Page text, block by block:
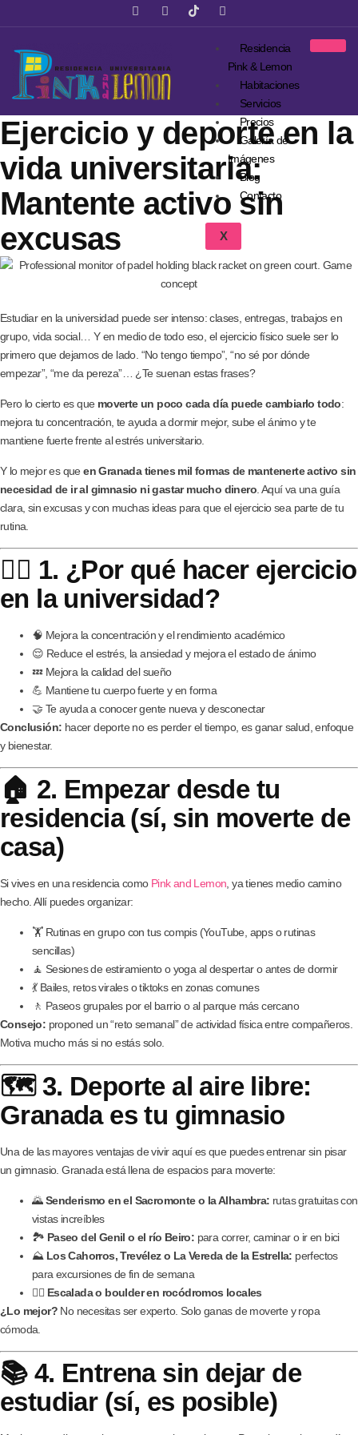
Residencia
Pink & Lemon
Habitaciones
Servicios
Precios
Galería de
Imágenes
Blog
Contacto
X
Ejercicio y deporte en la
vida universitaria:
Mantente activo sin
excusas
Estudiar en la universidad puede ser intenso: clases, entregas, trabajos en
grupo, vida social… Y en medio de todo eso, el ejercicio físico suele ser lo
primero que dejamos de lado. “No tengo tiempo”, “no sé por dónde
empezar”, “me da pereza”… ¿Te suenan estas frases?
Pero lo cierto es que moverte un poco cada día puede cambiarlo todo:
mejora tu concentración, te ayuda a dormir mejor, sube el ánimo y te
mantiene fuerte frente al estrés universitario.
Y lo mejor es queen Granada tienes mil formas de mantenerte activo sin
necesidad de ir al gimnasio ni gastar mucho dinero . Aquí va una guía
clara, sin excusas y con muchas ideas para que el ejercicio sea parte de tu
rutina.
🏃‍♂️ 1. ¿Por qué hacer ejercicio
en la universidad?
🧠 Mejora la concentración y el rendimiento académico
😌 Reduce el estrés, la ansiedad y mejora el estado de ánimo
💤 Mejora la calidad del sueño
💪 Mantiene tu cuerpo fuerte y en forma
🤝 Te ayuda a conocer gente nueva y desconectar
Conclusión: hacer deporte no es perder el tiempo, es ganar salud, enfoque
y bienestar.
🏠 2. Empezar desde tu
residencia (sí, sin moverte de
casa)
Si vives en una residencia como Pink and Lemon , ya tienes medio camino
hecho. Allí puedes organizar:
🏋️ Rutinas en grupo con tus compis (YouTube, apps o rutinas
sencillas)
🧘 Sesiones de estiramiento o yoga al despertar o antes de dormir
💃 Bailes, retos virales o tiktoks en zonas comunes
🚶 Paseos grupales por el barrio o al parque más cercano
Consejo: proponed un “reto semanal” de actividad física entre compañeros.
Motiva mucho más si no estás solo.
🗺️ 3. Deporte al aire libre:
Granada es tu gimnasio
Una de las mayores ventajas de vivir aquí es que puedes entrenar sin pisar
un gimnasio. Granada está llena de espacios para moverte:
🌄Senderismo en el Sacromonte o la Alhambra: rutas gratuitas con
vistas increíbles
🏞️ Paseo del Genil o el río Beiro: para correr, caminar o ir en bici
⛰️ Los Cahorros, Trevélez o La Vereda de la Estrella: perfectos
para excursiones de fin de semana
🧗‍♂️ Escalada o boulder en rocódromos locales
¿Lo mejor? No necesitas ser experto. Solo ganas de moverte y ropa
cómoda.
📚 4. Entrena sin dejar de
estudiar (sí, es posible)